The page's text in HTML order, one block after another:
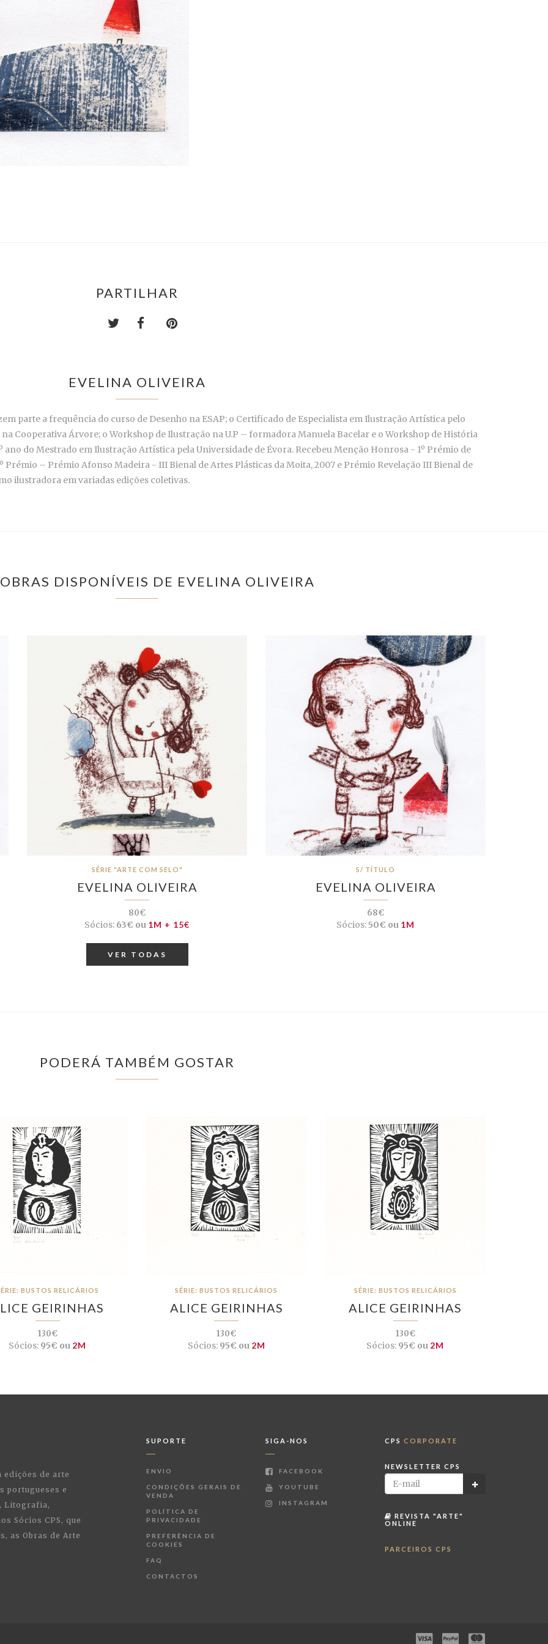
PARTILHAR
EVELINA OLIVEIRA
parte a frequência do curso de Desenho na ESAP; o Certificado de Especialista em Ilustração Artística pelo
Cooperativa Árvore; o Workshop de Ilustração na U.P – formadora Manuela Bacelar e o Workshop de História
do Mestrado em Ilustração Artística pela Universidade de Évora. Recebeu Menção Honrosa - 1º Prémio de
Prémio – Prémio Afonso Madeira - III Bienal de Artes Plásticas da Moita, 2007 e Prémio Revelação III Bienal de
ilustradora em variadas edições coletivas.
DISPONÍVEIS DE EVELINA OLIVEIRA
SÉRIE "ARTE COM SELO"
EVELINA OLIVEIRA
80€
Sócios: 63€ ou 1M + 15€
S/ TÍTULO
EVELINA OLIVEIRA
68€
Sócios:50€ ou 1M
VER TODAS
PODERÁ TAMBÉM GOSTAR
BUSTOS RELICÁRIOS
GEIRINHAS
130€
Sócios: 95€ ou 2M
SÉRIE: BUSTOS RELICÁRIOS
ALICE GEIRINHAS
130€
Sócios:95€ ou 2M
SÉRIE: BUSTOS RELICÁRIOS
ALICE GEIRINHAS
130€
Sócios: 95€ ou 2M
edições de arte
portugueses e
Litografia,
Sócios CPS, que
as Obras de Arte
SUPORTE
ENVIO
CONDIÇÕES GERAIS DE
VENDA
POLÍTICA DE
PRIVACIDADE
PREFERÊNCIA DE
COOKIES
FAQ
CONTACTOS
SIGA-NOS
FACEBOOK
YOUTUBE
INSTAGRAM
CPS CORPORATE
NEWSLETTER CPS
REVISTA "ARTE"
ONLINE
PARCEIROS CPS